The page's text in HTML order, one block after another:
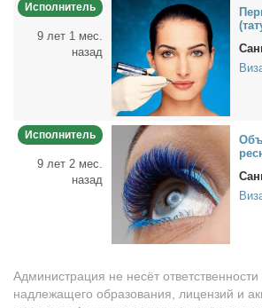
Исполнитель
9 лет 1 мес.
назад
Исполнитель
9 лет 2 мес.
назад
Администрация не несёт ответственности
надлежащего образования, лицензий и